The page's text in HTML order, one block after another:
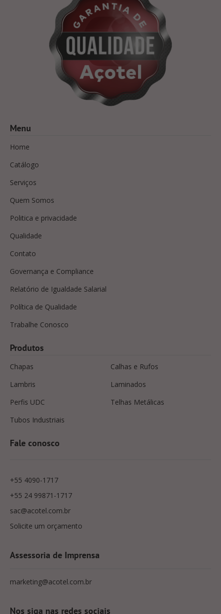
Menu
Home
Catálogo
Serviços
Quem Somos
Politica e privacidade
Qualidade
Contato
Governança e Compliance
Relatório de Igualdade Salarial
Política de Qualidade
Trabalhe Conosco
Produtos
Chapas
Calhas e Rufos
Lambris
Laminados
Perfis UDC
Telhas Metálicas
Tubos Industriais
Fale conosco
+55 4090-1717
+55 24 99871-1717
sac@acotel.com.br
Solicite um orçamento
Assessoria de Imprensa
marketing@acotel.com.br
Nos siga nas redes sociais